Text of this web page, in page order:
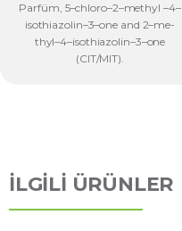
Parfüm, 5–chloro–2–methyl –4–
isothiazolin–3–one and 2–me-
thyl–4–isothiazolin–3–one
(CIT/MIT).
İLGİLİ ÜRÜNLER